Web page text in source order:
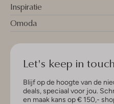
Inspiratie
Omoda
Let's keep in
Blijf op de hoogte van de
deals, speciaal voor jou.
en maak kans op € 150,-